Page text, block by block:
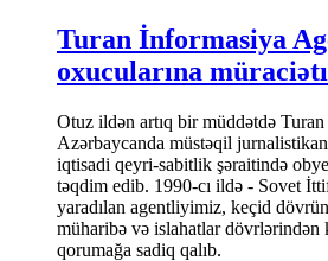
Turan İnformasiya
oxucularına müraciətı
Otuz ildən artıq bir müddətdə
Azərbaycanda müstəqil
iqtisadi qeyri-sabitlik şəraitində
təqdim edib. 1990-cı ildə - Sovet
yaradılan agentliyimiz, keçid
müharibə və islahatlar dövrlərindən
qorumağa sadiq qalıb.